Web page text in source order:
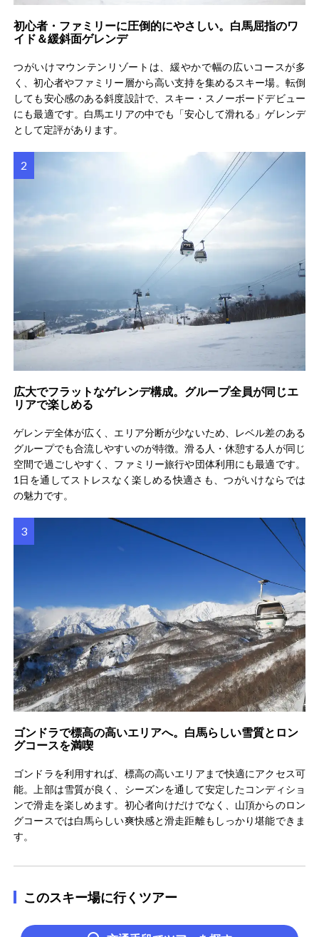
初心者・ファミリーに圧倒的にやさしい。白馬屈指のワ
イド＆緩斜面ゲレンデ
つがいけマウンテンリゾートは、緩やかで幅の広いコースが多
く、初心者やファミリー層から高い支持を集めるスキー場。転倒
しても安心感のある斜度設計で、スキー・スノーボードデビュー
にも最適です。白馬エリアの中でも「安心して滑れる」ゲレンデ
として定評があります。
広大でフラットなゲレンデ構成。グループ全員が同じエ
リアで楽しめる
ゲレンデ全体が広く、エリア分断が少ないため、レベル差のある
グループでも合流しやすいのが特徴。滑る人・休憩する人が同じ
空間で過ごしやすく、ファミリー旅行や団体利用にも最適です。
1日を通してストレスなく楽しめる快適さも、つがいけならでは
の魅力です。
ゴンドラで標高の高いエリアへ。白馬らしい雪質とロン
グコースを満喫
ゴンドラを利用すれば、標高の高いエリアまで快適にアクセス可
能。上部は雪質が良く、シーズンを通して安定したコンディショ
ンで滑走を楽しめます。初心者向けだけでなく、山頂からのロン
グコースでは白馬らしい爽快感と滑走距離もしっかり堪能できま
す。
このスキー場に行くツアー